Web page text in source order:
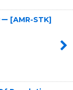
[AMR-STK]